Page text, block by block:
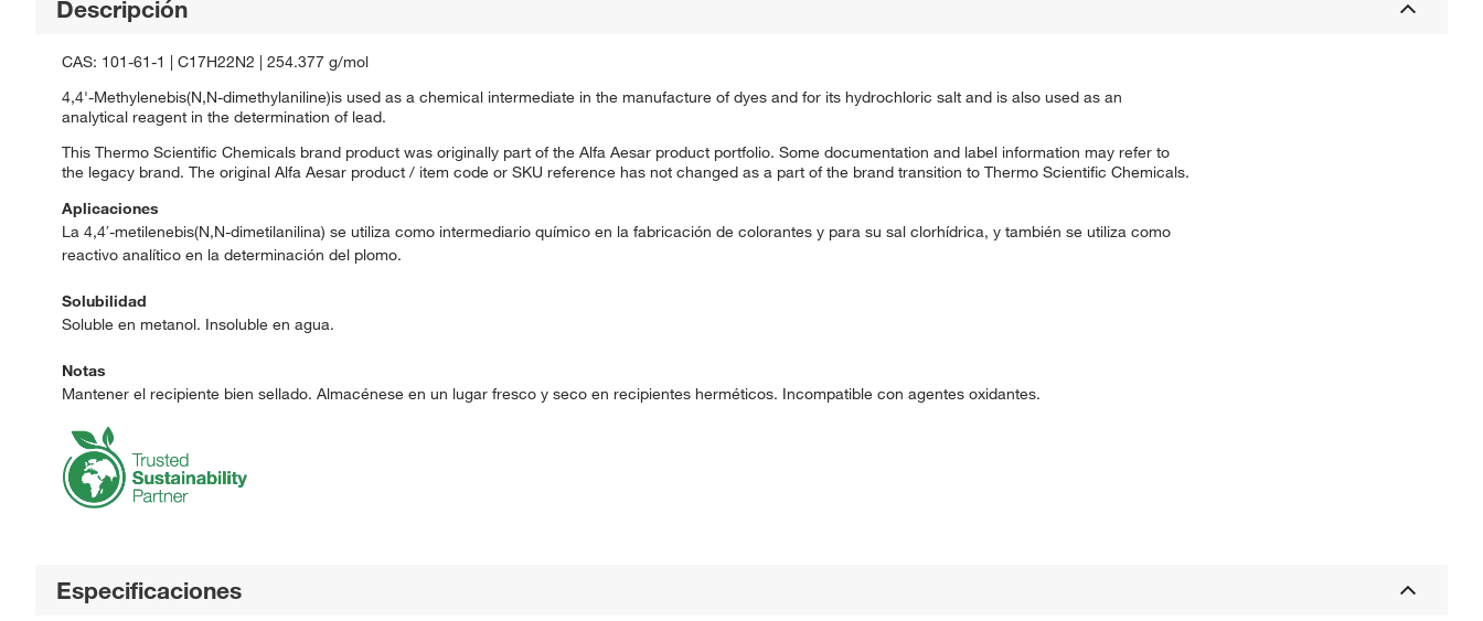
Descripción
CAS: 101-61-1 | C17H22N2 | 254.377 g/mol
4,4'-Methylenebis(N,N-dimethylaniline)is used as a chemical intermediate in the manufacture of dyes and for its hydrochloric salt and is also used as an
analytical reagent in the determination of lead.
This Thermo Scientific Chemicals brand product was originally part of the Alfa Aesar product portfolio. Some documentation and label information may refer to
the legacy brand. The original Alfa Aesar product / item code or SKU reference has not changed as a part of the brand transition to Thermo Scientific Chemicals.
Aplicaciones
La 4,4′-metilenebis(N,N-dimetilanilina) se utiliza como intermediario químico en la fabricación de colorantes y para su sal clorhídrica, y también se utiliza como
reactivo analítico en la determinación del plomo.
Solubilidad
Soluble en metanol. Insoluble en agua.
Notas
Mantener el recipiente bien sellado. Almacénese en un lugar fresco y seco en recipientes herméticos. Incompatible con agentes oxidantes.
Especificaciones